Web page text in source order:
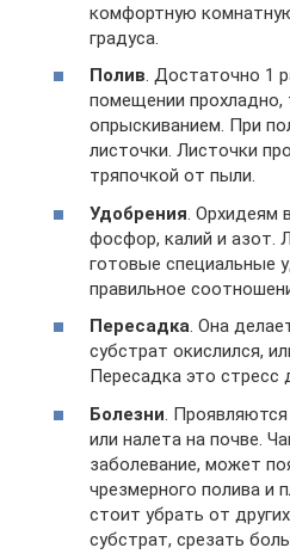
комфортную
градуса.
Полив. Достаточно 1
помещении прохладно,
опрыскиванием. При
листочки. Листочки
тряпочкой от пыли.
Удобрения . Орхидеям
фосфор, калий и азот.
готовые специальные
правильное
Пересадка. Она
субстрат окислился,
Пересадка это стресс
Болезни .
или налета на почве.
заболевание, может
чрезмерного полива и
стоит убрать от
субстрат, срезать